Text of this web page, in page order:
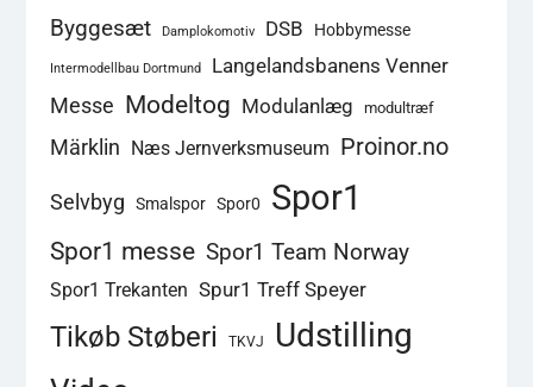
Byggesæt Damplokomotiv DSB Hobbymesse
Intermodellbau Dortmund
Langelandsbanens Venner
Messe
Modeltog Modulanlæg modultræf
Märklin Næs Jernverksmuseum Proinor.no
Selvbyg Smalspor Spor0 Spor1
Spor1 messe Spor1 Team Norway
Spor1 Trekanten Spur1 Treff Speyer
Tikøb Støberi TKVJ Udstilling